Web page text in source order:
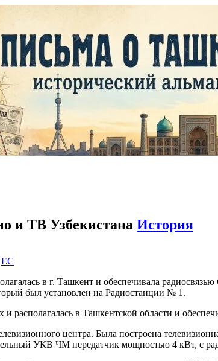
и ТВ Узбекистана История
EC
в г. Ташкент и обеспечивала
был установлен на Радиостанции № 1.
в Ташкентской области и
центра. Была построена
УКВ ЧМ передатчик мощностью 4 кВт, с